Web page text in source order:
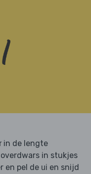
in de lengte
in stukjes
en pel de ui en snijd